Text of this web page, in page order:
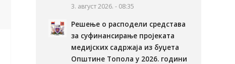
3. август 2026. - 08:35
Решење о расподели средстава
за суфинансирање пројеката
медијских садржаја из буџета
Општине Топола у 2026. години